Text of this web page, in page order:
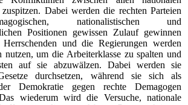
Dabei werden die rechten Parteien
nationalistischen und
Positionen gewissen Zulauf gewinnen
und die Regierungen werden
nutzen, um die Arbeiterklasse zu spalten und
auf sie abzuwälzen. Dabei werden sie
durchsetzen, während sie sich als
Demokratie gegen rechte Demagogen
wiederum wird die Versuche, nationale